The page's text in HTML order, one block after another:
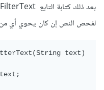
لفحص النص إن كان يحوي أي من
(String text)
text;